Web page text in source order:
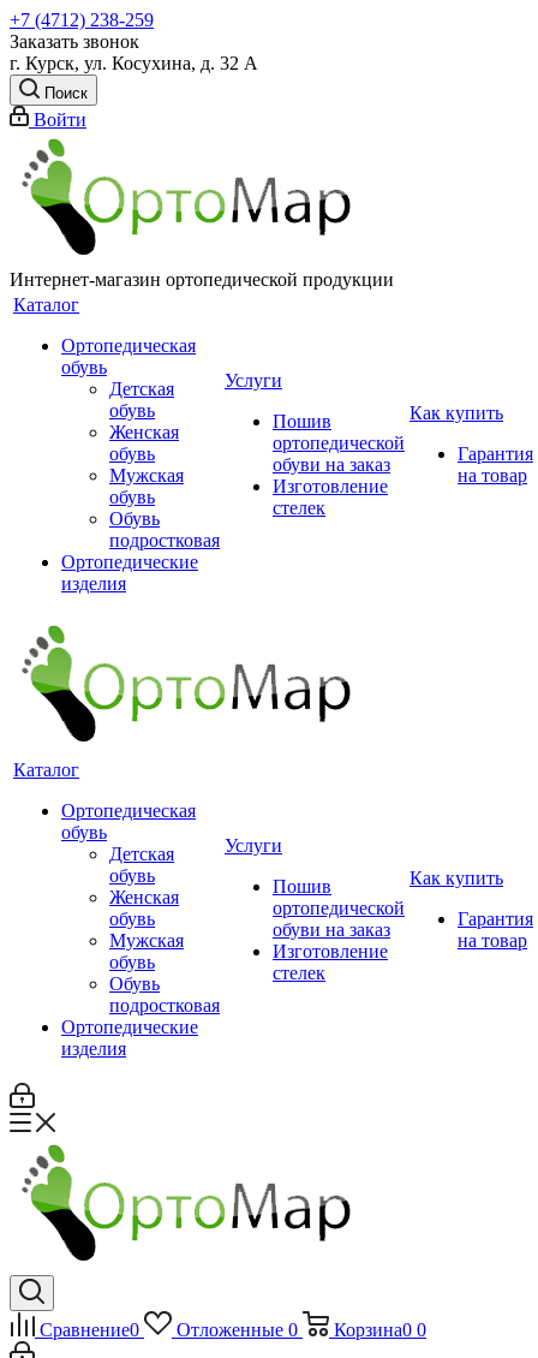
+7 (4712) 238-259
Заказать звонок
г. Курск, ул. Косухина, д. 32 А
Поиск
Войти
Интернет-магазин ортопедической продукции
Каталог
Ортопедическая
обувь
Детская
обувь
Женская
обувь
Мужская
обувь
Обувь
подростковая
Ортопедические
изделия
Услуги
Пошив
ортопедической
обуви на заказ
Изготовление
стелек
Как купить
Гарантия
на товар
Каталог
Ортопедическая
обувь
Детская
обувь
Женская
обувь
Мужская
обувь
Обувь
подростковая
Ортопедические
изделия
Услуги
Пошив
ортопедической
обуви на заказ
Изготовление
стелек
Как купить
Гарантия
на товар
Сравнение0 Отложенные 0 Корзина0 0